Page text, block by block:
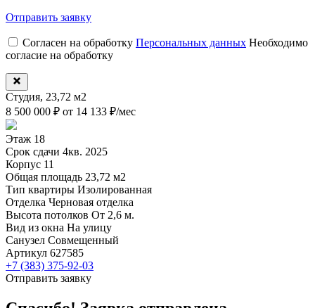
Отправить заявку
Согласен на обработку Персональных данных Необходимо
согласие на обработку
Студия, 23,72 м2
8 500 000 ₽ от 14 133 ₽/мес
Этаж 18
Срок сдачи 4кв. 2025
Корпус 11
Общая площадь 23,72 м2
Тип квартиры Изолированная
Отделка Черновая отделка
Высота потолков От 2,6 м.
Вид из окна На улицу
Санузел Совмещенный
Артикул 627585
+7 (383) 375-92-03
Отправить заявку